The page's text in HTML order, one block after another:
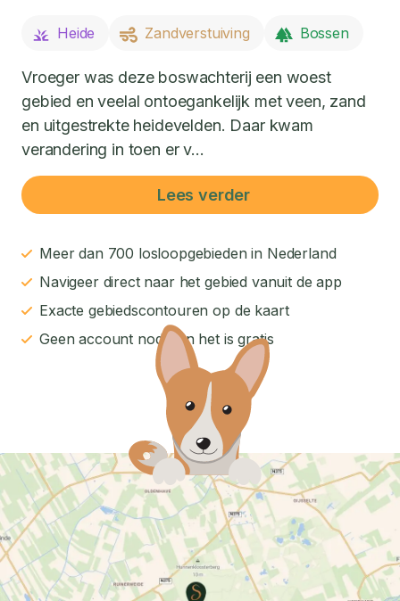
Heide Zandverstuiving Bossen
Vroeger was deze boswachterij een woest
gebied en veelal ontoegankelijk met veen, zand
en uitgestrekte heidevelden. Daar kwam
verandering in toen er v...
Lees verder
Meer dan 700 losloopgebieden in Nederland
Navigeer direct naar het gebied vanuit de app
Exacte gebiedscontouren op de kaart
Geen account nodig en het is gratis